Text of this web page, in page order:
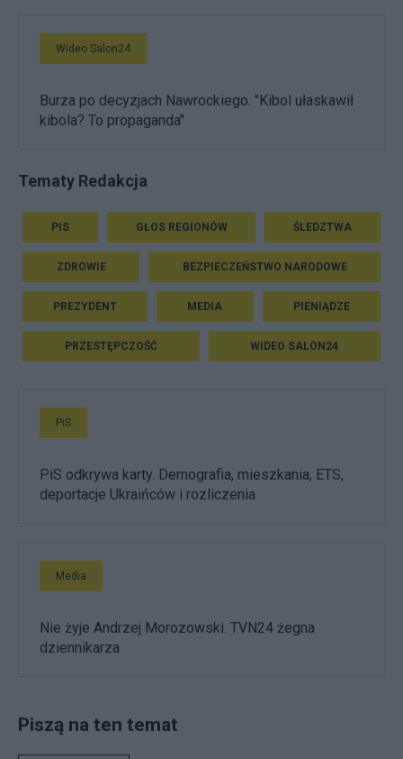
Wideo Salon24
Burza po decyzjach Nawrockiego. "Kibol ułaskawił
kibola? To propaganda"
Tematy Redakcja
PIS GŁOS REGIONÓW ŚLEDZTWA
ZDROWIE BEZPIECZEŃSTWO NARODOWE
PREZYDENT MEDIA PIENIĄDZE
PRZESTĘPCZOŚĆ WIDEO SALON24
PiS
PiS odkrywa karty. Demografia, mieszkania, ETS,
deportacje Ukraińców i rozliczenia
Media
Nie żyje Andrzej Morozowski. TVN24 żegna
dziennikarza
Piszą na ten temat